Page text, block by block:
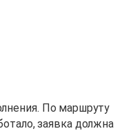
По маршруту
заявка должна